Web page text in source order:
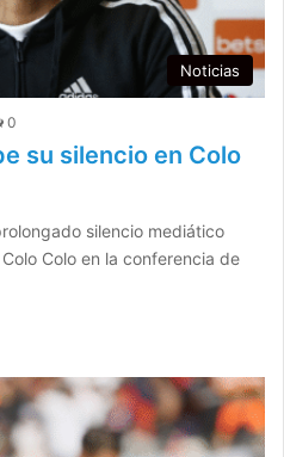
Noticias
0
su silencio en Colo
silencio mediático
Colo en la conferencia de